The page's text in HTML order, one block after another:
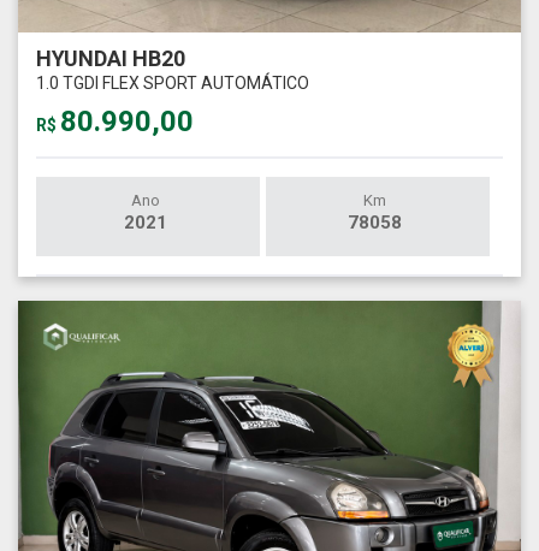
HYUNDAI HB20
1.0 TGDI FLEX SPORT AUTOMÁTICO
R$ 80.990,00
Ano
2021
Km
78058